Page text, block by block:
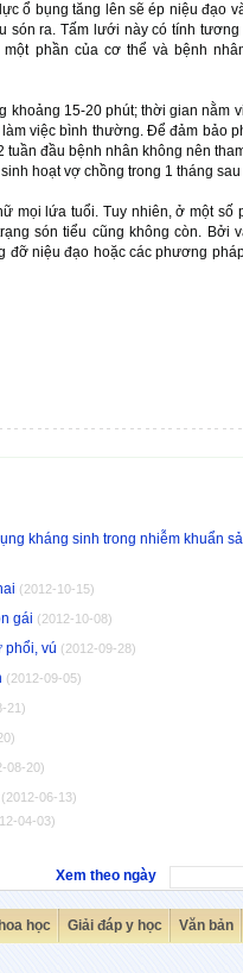
ổ bụng tăng lên sẽ ép niệu đạo
són ra. Tấm lưới này có tính
phần của cơ thể và bệnh
khoảng 15-20 phút; thời gian nằm
việc bình thường. Để đảm bảo
tuần đầu bệnh nhân không nên
hoạt vợ chồng trong 1 tháng sau
mọi lứa tuổi. Tuy nhiên, ở một số
són tiểu cũng không còn. Bởi
đỡ niệu đạo hoặc các phương
kháng sinh trong nhiễm khuẩn
(2012-10-15)
gái (2012-10-08)
phổi, vú (2012-09-28)
(2012-09-05)
21)
08-20)
(2012-06-13)
04-03)
Xem theo ngày
học Giải đáp y học Văn bản